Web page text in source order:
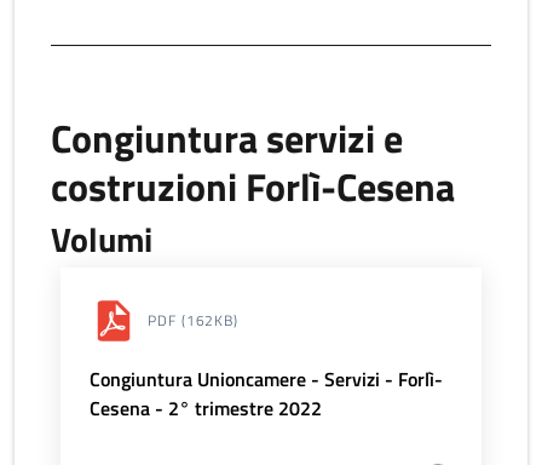
Congiuntura servizi e
costruzioni Forlì-Cesena
Volumi
PDF (162KB)
Congiuntura Unioncamere - Servizi - Forlì-
Cesena - 2° trimestre 2022